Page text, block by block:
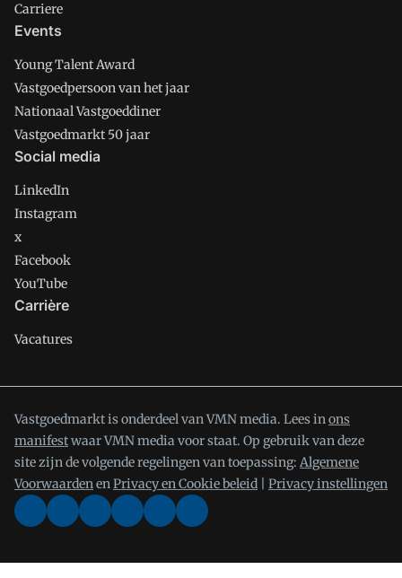
Carriere
Events
Young Talent Award
Vastgoedpersoon van het jaar
Nationaal Vastgoeddiner
Vastgoedmarkt 50 jaar
Social media
LinkedIn
Instagram
x
Facebook
YouTube
Carrière
Vacatures
Vastgoedmarkt is onderdeel van VMN media. Lees inons
manifestwaar VMN media voor staat. Op gebruik van deze
site zijn de volgende regelingen van toepassing: Algemene
VoorwaardenenPrivacy en Cookie beleid Privacy instellingen